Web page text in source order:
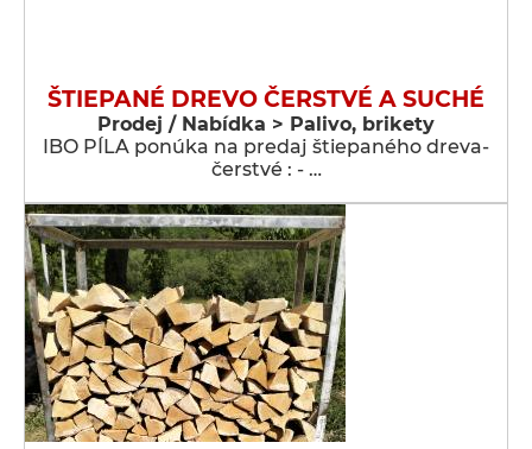
ŠTIEPANÉ DREVO ČERSTVÉ A SUCHÉ
Prodej / Nabídka > Palivo, brikety
IBO PÍLA ponúka na predaj štiepaného dreva-
čerstvé : - …